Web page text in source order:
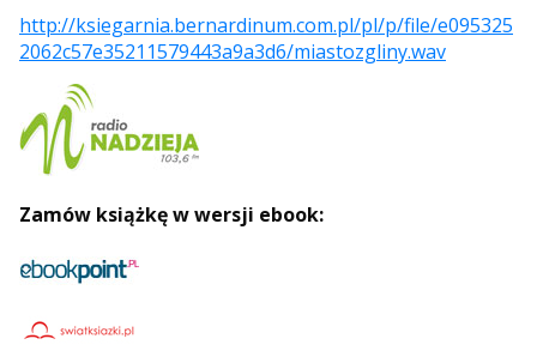
http://ksiegarnia.bernardinum.com.pl/pl/p/file/e095325
2062c57e35211579443a9a3d6/miastozgliny.wav
Zamów książkę w wersji ebook: